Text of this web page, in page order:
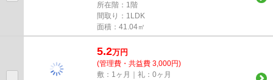
所在階：1階
間取り：1LDK
面積：41.04㎡
5.2万円
(管理費・共益費 3,000円)
敷：1ヶ月｜礼：0ヶ月